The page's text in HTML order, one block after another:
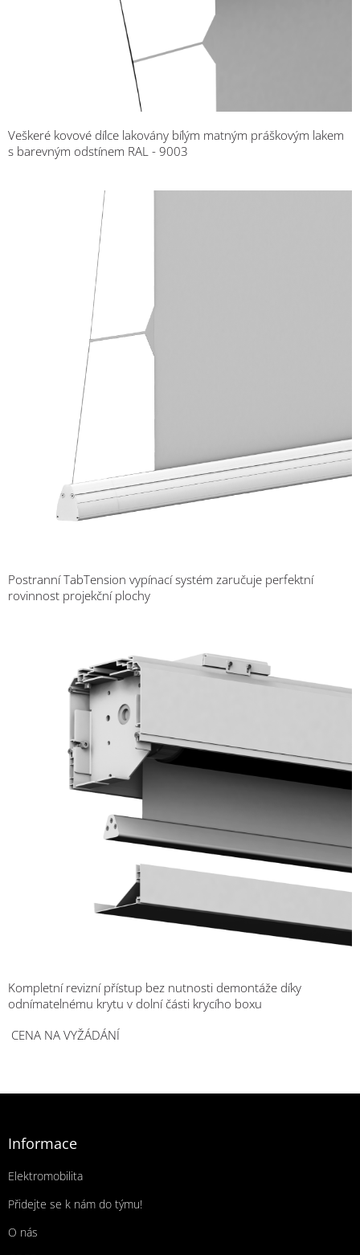
Veškeré kovové dílce lakovány bílým matným práškovým lakem
s barevným odstínem RAL - 9003
Postranní TabTension vypínací systém zaručuje perfektní
rovinnost projekční plochy
Kompletní revizní přístup bez nutnosti demontáže díky
odnímatelnému krytu v dolní části krycího boxu
CENA NA VYŽÁDÁNÍ
Zápatí
Informace
Elektromobilita
Přidejte se k nám do týmu!
O nás